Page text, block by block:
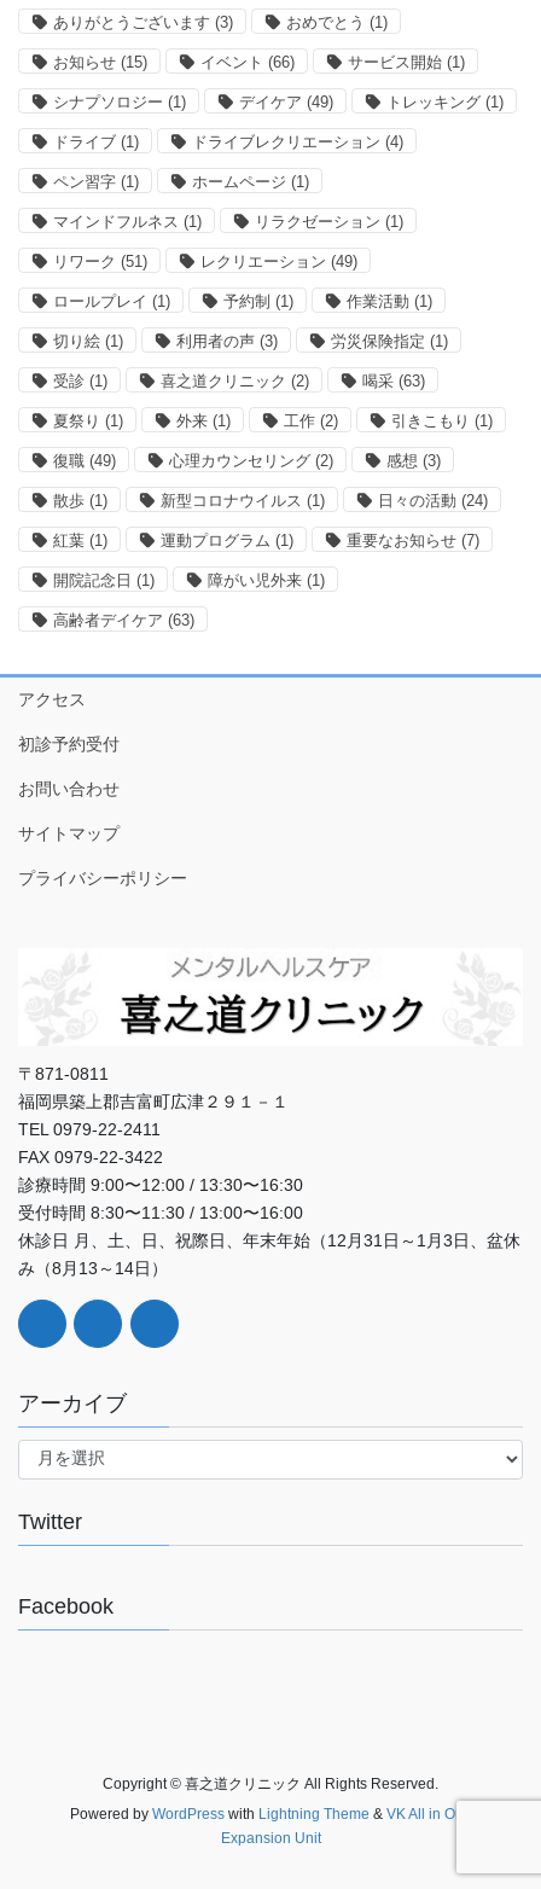
ありがとうございます (3) おめでとう (1)
お知らせ (15) イベント (66) サービス開始 (1)
シナプソロジー (1) デイケア (49) トレッキング (1)
ドライブ (1) ドライブレクリエーション (4)
ペン習字 (1) ホームページ (1)
マインドフルネス (1) リラクゼーション (1)
リワーク (51) レクリエーション (49)
ロールプレイ (1) 予約制 (1) 作業活動 (1)
切り絵 (1) 利用者の声 (3) 労災保険指定 (1)
受診 (1) 喜之道クリニック (2) 喝采 (63)
夏祭り (1) 外来 (1) 工作 (2) 引きこもり (1)
復職 (49) 心理カウンセリング (2) 感想 (3)
散歩 (1) 新型コロナウイルス (1) 日々の活動 (24)
紅葉 (1) 運動プログラム (1) 重要なお知らせ (7)
開院記念日 (1) 障がい児外来 (1)
高齢者デイケア (63)
アクセス
初診予約受付
お問い合わせ
サイトマップ
プライバシーポリシー
〒871-0811
福岡県築上郡吉富町広津２９１－１
TEL 0979-22-2411
FAX 0979-22-3422
診療時間 9:00〜12:00 / 13:30〜16:30
受付時間 8:30〜11:30 / 13:00〜16:00
休診日 月、土、日、祝際日、年末年始（12月31日～1月3日、盆休
み（8月13～14日）
アーカイブ
ア
イ
Twitter
Facebook
Copyright © 喜之道クリニック All Rights Reserved.
Powered by WordPresswith Lightning Theme & VK All in One
Expansion Unit